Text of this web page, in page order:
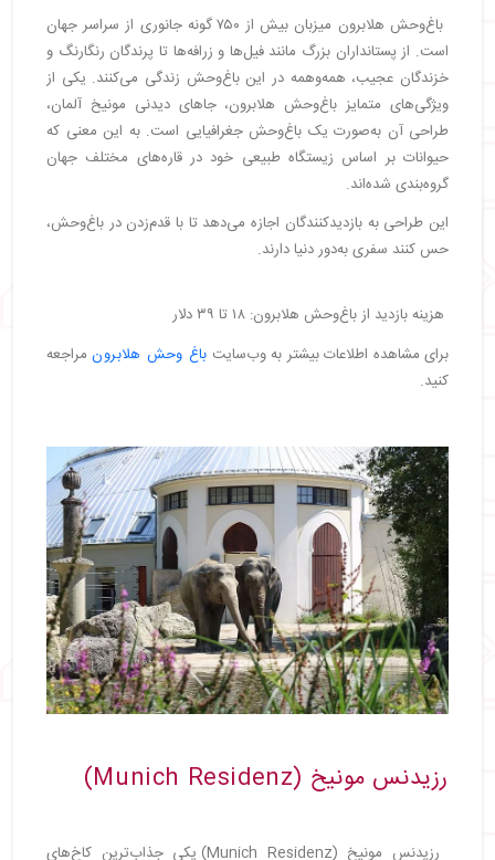
باغ‌وحش هلابرون میزبان بیش از ۷۵۰ گونه جانوری از سراسر جهان
است. از پستانداران بزرگ مانند فیل‌ها و زرافه‌ها تا پرندگان رنگارنگ و
خزندگان عجیب، همه‌وهمه در این باغ‌وحش زندگی می‌کنند. یکی از
ویژگی‌های متمایز باغ‌وحش هلابرون، جاهای دیدنی مونیخ آلمان،
طراحی آن به‌صورت یک باغ‌وحش جغرافیایی است. به این معنی که
حیوانات بر اساس زیستگاه طبیعی خود در قاره‌های مختلف جهان
گروه‌بندی شده‌اند.
این طراحی به بازدیدکنندگان اجازه می‌دهد تا با قدم‌زدن در باغ‌وحش،
حس کنند سفری به‌دور دنیا دارند.
هزینه بازدید از باغ‌وحش هلابرون: ۱۸ تا ۳۹ دلار
برای مشاهده اطلاعات بیشتر به وب‌سایت باغ‌ وحش هلابرونمراجعه
کنید.
رزیدنس مونیخ (Munich Residenz)
رزیدنس مونیخ (Munich Residenz) یکی جذاب‌ترین کاخ‌های